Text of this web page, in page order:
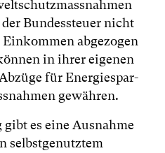
Bundessteuer nicht
abgezogen
in ihrer eigenen
für Energiespar-
gewähren.
es eine Ausnahme
selbstgenutztem